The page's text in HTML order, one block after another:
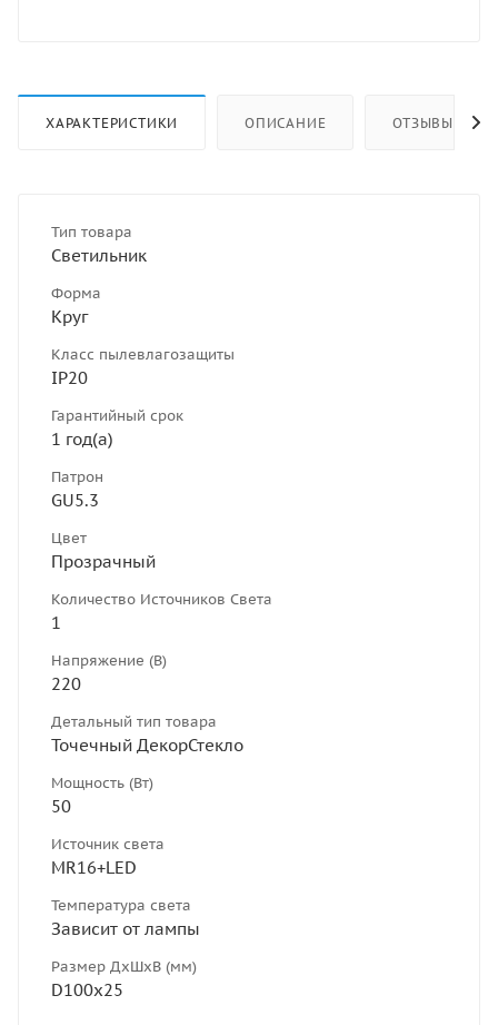
ХАРАКТЕРИСТИКИ ОПИСАНИЕ ОТЗЫВЫ
Тип товара
Светильник
Форма
Круг
Класс пылевлагозащиты
IP20
Гарантийный срок
1 год(а)
Патрон
GU5.3
Цвет
Прозрачный
Количество Источников Света
1
Напряжение (В)
220
Детальный тип товара
Точечный ДекорСтекло
Мощность (Вт)
50
Источник света
MR16+LED
Температура света
Зависит от лампы
Размер ДхШхВ (мм)
D100х25